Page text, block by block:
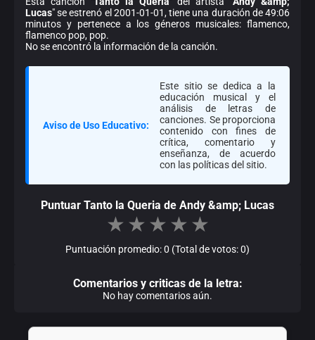
Lucas" se estrenó el 2001-01-01, tiene una duración de 49:06
minutos y pertenece a los géneros musicales: flamenco,
flamenco pop, pop.
No se encontró la información de la canción.
Aviso de Uso Educativo:
Este sitio se dedica a la
educación musical y el
análisis de letras de
canciones. Se proporciona
contenido con fines de
crítica, comentario y
enseñanza, de acuerdo
con las políticas del sitio.
Puntuar Tanto la Queria de Andy &amp; Lucas
★ ★ ★ ★ ★
Puntuación promedio: 0 (Total de votos: 0)
Comentarios y criticas de la letra:
No hay comentarios aún.